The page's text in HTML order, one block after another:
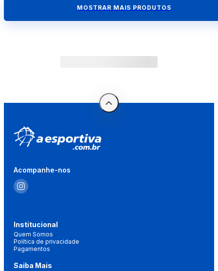
MOSTRAR MAIS PRODUTOS
Acompanhe-nos
Institucional
Quem Somos
Política de privacidade
Pagamentos
Saiba Mais